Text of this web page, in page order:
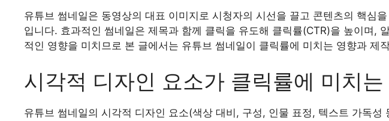
유튜브 썸네일은 동영상의 대표 이미지로 시청자의 시선을 끌고 콘텐츠의 핵심
입니다. 효과적인 썸네일은 제목과 함께 클릭을 유도해 클릭률(CTR)을 높이며,
적인 영향을 미치므로 본 글에서는 유튜브 썸네일이 클릭률에 미치는 영향과 제
시각적 디자인 요소가 클릭률에 미치
유튜브 썸네일의 시각적 디자인 요소(색상 대비, 구성, 인물 표정, 텍스트 가독성